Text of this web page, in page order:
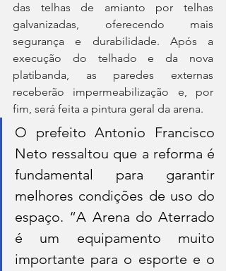
das telhas de amianto por telhas
galvanizadas, oferecendo mais
segurança e durabilidade. Após a
execução do telhado e da nova
platibanda, as paredes externas
receberão impermeabilização e, por
fim, será feita a pintura geral da arena.
O prefeito Antonio Francisco
Neto ressaltou que a reforma é
fundamental para garantir
melhores condições de uso do
espaço. “A Arena do Aterrado
é um equipamento muito
importante para o esporte e o